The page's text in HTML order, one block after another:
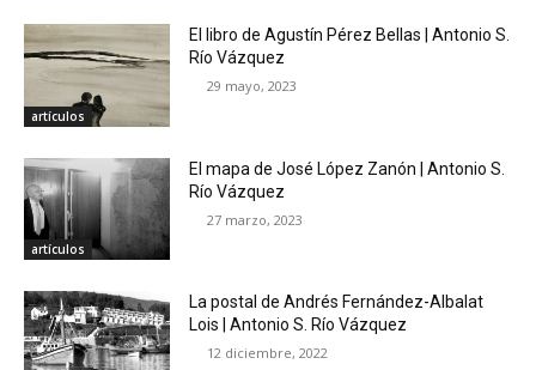
artículos
El libro de Agustín Pérez Bellas | Antonio S.
Río Vázquez
29 mayo, 2023
artículos
El mapa de José López Zanón | Antonio S.
Río Vázquez
27 marzo, 2023
La postal de Andrés Fernández-Albalat
Lois | Antonio S. Río Vázquez
12 diciembre, 2022